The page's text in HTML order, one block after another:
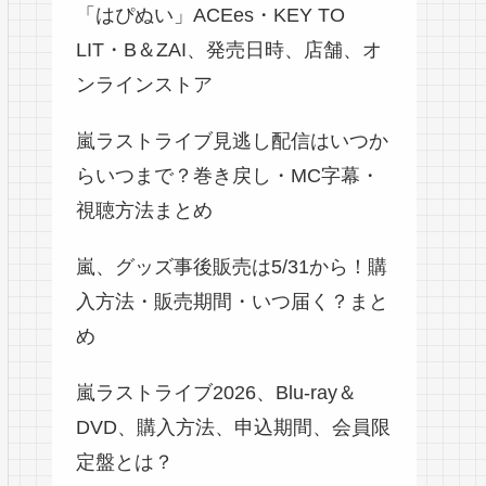
「はぴぬい」ACEes・KEY TO
LIT・B＆ZAI、発売日時、店舗、オ
ンラインストア
嵐ラストライブ見逃し配信はいつか
らいつまで？巻き戻し・MC字幕・
視聴方法まとめ
嵐、グッズ事後販売は5/31から！購
入方法・販売期間・いつ届く？まと
め
嵐ラストライブ2026、Blu-ray＆
DVD、購入方法、申込期間、会員限
定盤とは？